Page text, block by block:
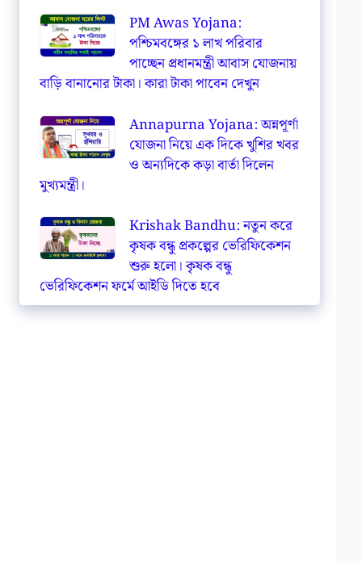
PM Awas Yojana:
পশ্চিমবঙ্গের ১ লাখ পরিবার
পাচ্ছেন প্রধানমন্ত্রী আবাস যোজনায়
বাড়ি বানানোর টাকা। কারা টাকা পাবেন দেখুন
Annapurna Yojana: অন্নপূর্ণা
যোজনা নিয়ে এক দিকে খুশির খবর
ও অন্যদিকে কড়া বার্তা দিলেন
মুখ্যমন্ত্রী।
Krishak Bandhu: নতুন করে
কৃষক বন্ধু প্রকল্পের ভেরিফিকেশন
শুরু হলো। কৃষক বন্ধু
ভেরিফিকেশন ফর্মে আইডি দিতে হবে